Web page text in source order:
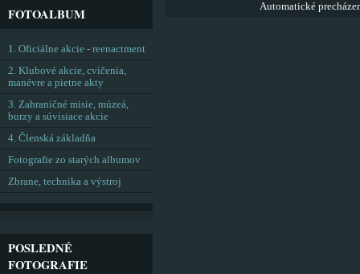
Automatické
FOTOALBUM
1. Oficiálne akcie - reenactment
2. Klubové akcie, cvičenia,
manévre a pietne akty
3. Zahraničné misie, múzeá,
burzy a súvisiace akcie
4. Členská základňa
Fotografie zo starých albumov
Zbrane, technika a výstroj
POSLEDNÉ
FOTOGRAFIE